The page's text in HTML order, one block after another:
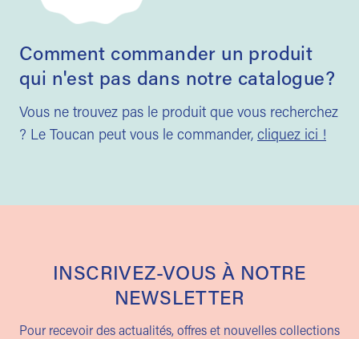
Comment commander un produit
qui n'est pas dans notre catalogue?
Vous ne trouvez pas le produit que vous recherchez
? Le Toucan peut vous le commander, cliquez ici !
INSCRIVEZ-VOUS À NOTRE
NEWSLETTER
Pour recevoir des actualités, offres et nouvelles collections